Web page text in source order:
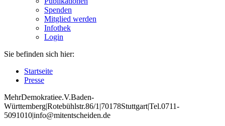
Spenden
Mitglied werden
Infothek
Login
Sie befinden sich hier:
Startseite
Presse
MehrDemokratiee.V.Baden-
Württemberg|Rotebühlstr.86/1 |70178Stuttgart|Tel.0711-
5091010|info@mitentscheiden.de